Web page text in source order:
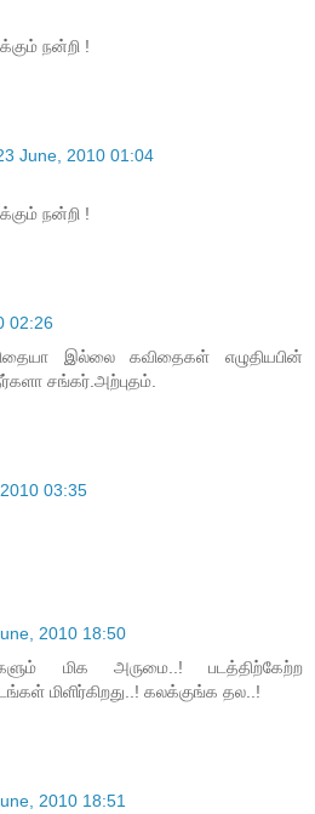
நன்றி !
June, 2010 01:04
நன்றி !
02:26
இல்லை கவிதைகள் எழுதியபின்
சங்கர்.அற்புதம்.
03:35
2010 18:50
மிக அருமை..! படத்திற்கேற்ற
மிளிர்கிறது..! கலக்குங்க தல..!
2010 18:51